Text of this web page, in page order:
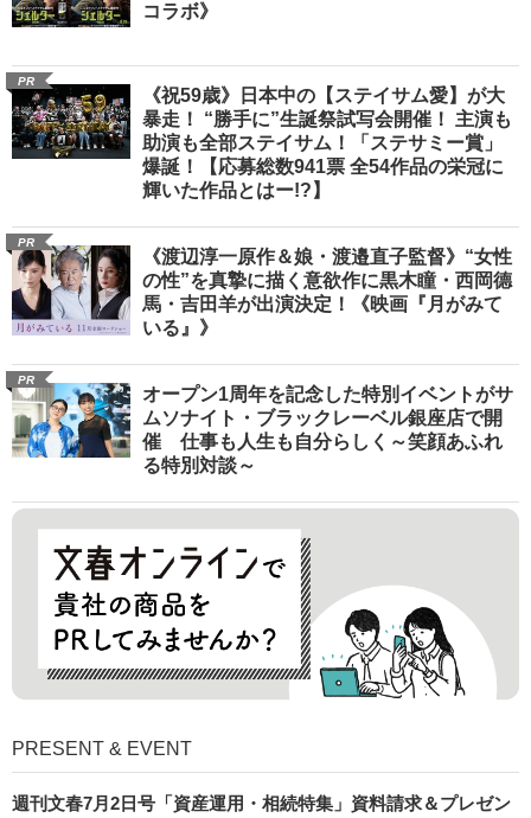
コラボ》
PR
《祝59歳》日本中の【ステイサム愛】が大
暴走！ “勝手に”生誕祭試写会開催！ 主演も
助演も全部ステイサム！「ステサミー賞」
爆誕！【応募総数941票 全54作品の栄冠に
輝いた作品とはー!?】
PR
《渡辺淳一原作＆娘・渡邉直子監督》“女性
の性”を真摯に描く意欲作に黒木瞳・西岡德
馬・吉田羊が出演決定！《映画『月がみて
いる』》
PR
オープン1周年を記念した特別イベントがサ
ムソナイト・ブラックレーベル銀座店で開
催 仕事も人生も自分らしく～笑顔あふれ
る特別対談～
PRESENT & EVENT
週刊文春7月2日号「資産運用・相続特集」資料請求＆プレゼン